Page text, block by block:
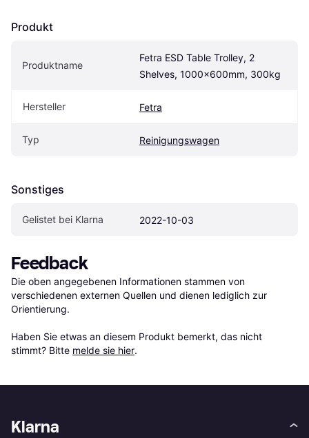
Produkt
Produktname
Fetra ESD Table Trolley, 2
Shelves, 1000x600mm, 300kg
Hersteller Fetra
Typ Reinigungswagen
Sonstiges
Gelistet bei Klarna 2022-10-03
Feedback
Die oben angegebenen Informationen stammen von
verschiedenen externen Quellen und dienen lediglich zur
Orientierung.
Haben Sie etwas an diesem Produkt bemerkt, das nicht
stimmt? Bitte melde sie hier.
Klarna